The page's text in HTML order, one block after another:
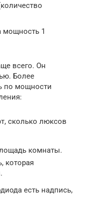
мощность 1
всего. Он
Более
по мощности
сколько люксов
комнаты.
которая
есть надпись,